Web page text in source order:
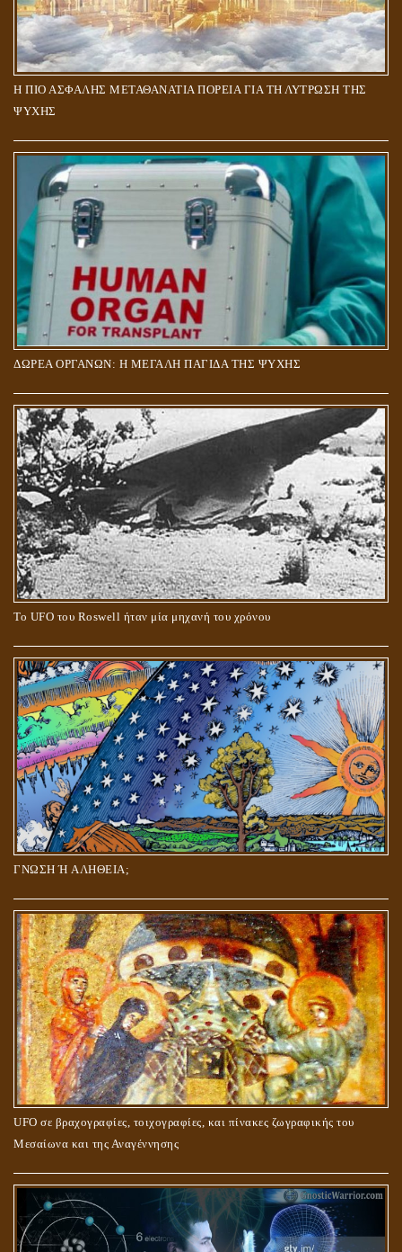
Η ΠΙΟ ΑΣΦΑΛΗΣ ΜΕΤΑΘΑΝΑΤΙΑ ΠΟΡΕΙΑ ΓΙΑ ΤΗ ΛΥΤΡΩΣΗ ΤΗΣ
ΨΥΧΗΣ
ΔΩΡΕΑ ΟΡΓΑΝΩΝ: Η ΜΕΓΑΛΗ ΠΑΓΙΔΑ ΤΗΣ ΨΥΧΗΣ
Το UFO του Roswell ήταν μία μηχανή του χρόνου
ΓΝΩΣΗ Ή ΑΛΗΘΕΙΑ;
UFO σε βραχογραφίες, τοιχογραφίες, και πίνακες ζωγραφικής του
Μεσαίωνα και της Αναγέννησης